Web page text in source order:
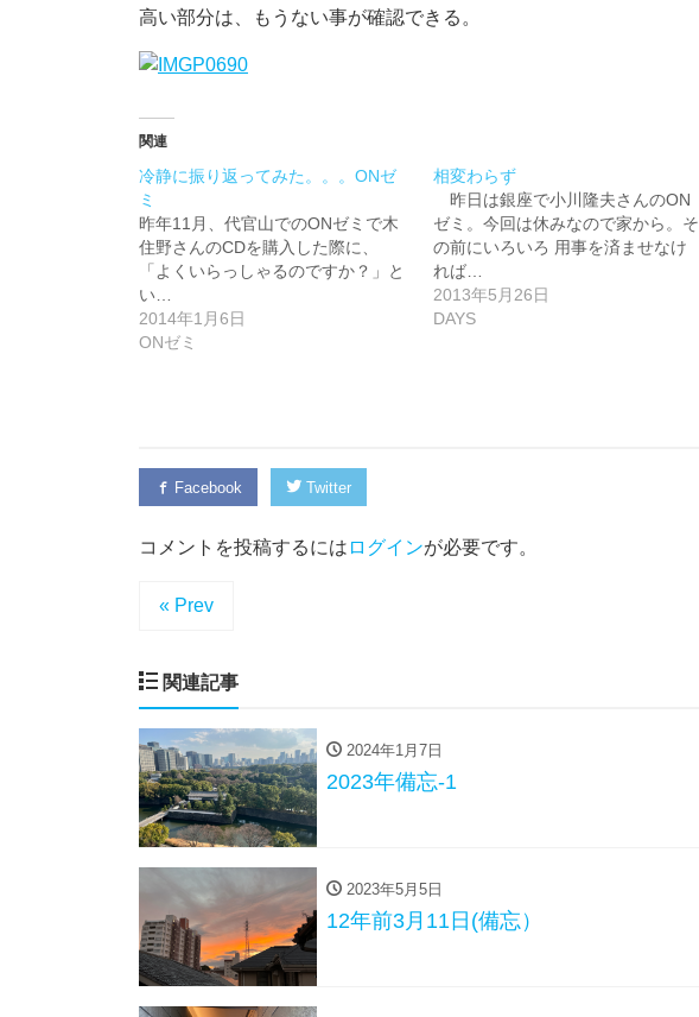
高い部分は、もうない事が確認できる。
関連
冷静に振り返ってみた。。。ONゼ
ミ
昨年11月、代官山でのONゼミで木
住野さんのCDを購入した際に、
「よくいらっしゃるのですか？」と
い…
2014年1月6日
ONゼミ
相変わらず
昨日は銀座で小川隆夫さんのON
ゼミ。今回は休みなので家から。そ
の前にいろいろ 用事を済ませなけ
れば…
2013年5月26日
DAYS
Facebook Twitter
コメントを投稿するには ログインが必要です。
« Prev
関連記事
2024年1月7日
2023年備忘-1
2023年5月5日
12年前3月11日(備忘）